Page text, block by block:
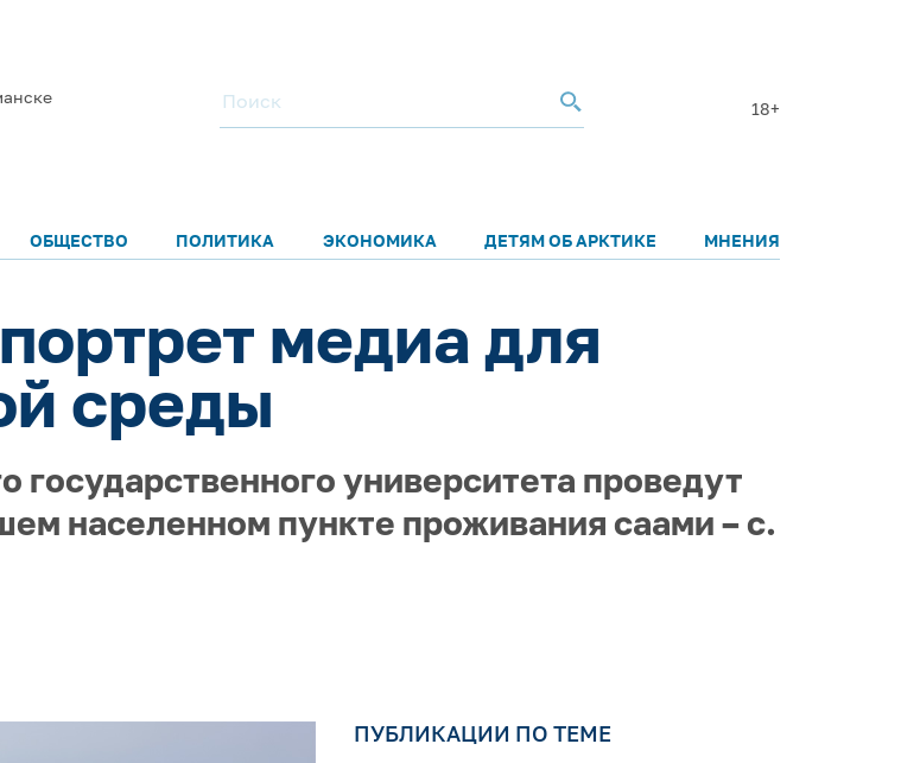
18+
ОБЩЕСТВО ПОЛИТИКА ЭКОНОМИКА ДЕТЯМ ОБ АРКТИКЕ МНЕНИЯ
медиа для
среды
университета проведут
населенном пункте проживания саами – с.
ПУБЛИКАЦИИ ПО ТЕМЕ